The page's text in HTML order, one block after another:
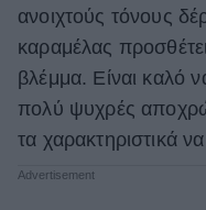
ανοιχτούς τόνους
καραμέλας
βλέμμα. Είναι καλό
πολύ ψυχρές
τα χαρακτηριστικά